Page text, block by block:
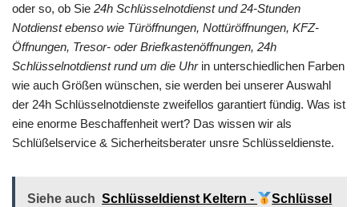
oder so, ob Sie 24h Schlüsselnotdienst und 24-Stunden
Notdienst ebenso wie Türöffnungen, Nottüröffnungen, KFZ-
Öffnungen, Tresor- oder Briefkastenöffnungen, 24h
Schlüsselnotdienst rund um die Uhrin unterschiedlichen Farben
wie auch Größen wünschen, sie werden bei unserer Auswahl
der 24h Schlüsselnotdienste zweifellos garantiert fündig. Was ist
eine enorme Beschaffenheit wert? Das wissen wir als
Schlüßelservice & Sicherheitsberater unsre Schlüsseldienste.
Siehe auch Schlüsseldienst Keltern -
Schlüssel